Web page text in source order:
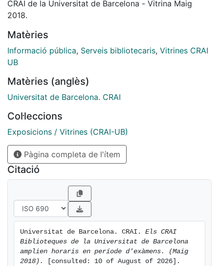
CRAI de la Universitat de Barcelona - Vitrina Maig
2018.
Matèries
Informació pública, Serveis bibliotecaris, Vitrines CRAI
UB
Matèries (anglès)
Universitat de Barcelona. CRAI
Col·leccions
Exposicions / Vitrines (CRAI-UB)
Pàgina completa de l'ítem
Citació
Universitat de Barcelona. CRAI. Els CRAI
Biblioteques de la Universitat de Barcelona
amplien horaris en període d'exàmens. (Maig
2018).
[consulted: 10 of August of 2026].